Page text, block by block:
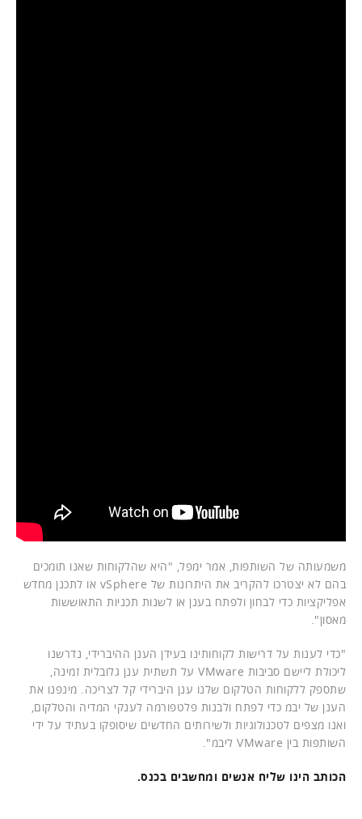
משמעותה של השותפות, אמר ימפל, "היא שהלקוחות שאנו תומכים
בהם לא יצטרכו להקריב את היתרונות של vSphere או לתכנן מחדש
אפליקציות כדי לבחון ולפתח בענן או לשנות תכניות התאוששות
מאסון".
"כדי לענות על דרישות לקוחותינו בעידן הענן ההיברידי, נדרשנו
ליכולת ליישם סביבות VMware על תשתית ענן גלובלית זמינה,
שתספק ללקוחות הטלקום שלנו ענן היברידי קל לצריכה. מינפנו את
הענן של יבמ כדי לפתח ולבנות פלטפורמה לענקי המדיה והטלקום,
ואנו מצפים לטכנולוגיות ולשירותים החדשים שיסופקו בעתיד על ידי
השותפות בין VMware ליבמ".
הכותב הינו שליח אנשים ומחשבים בכנס.